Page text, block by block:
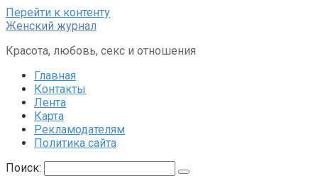
Перейти к контенту
Женский журнал
Красота, любовь, секс и отношения
Главная
Контакты
Лента
Карта
Рекламодателям
Политика сайта
Поиск: